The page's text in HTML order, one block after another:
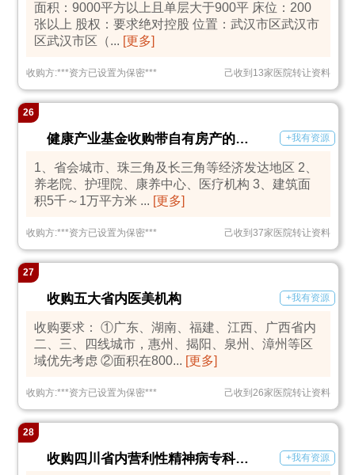
面积：9000平方以上且单层大于900平 床位：200
张以上 股权：要求绝对控股 位置：武汉市区武汉市
区武汉市区（... [更多]
收购方:***资方已设置为保密*** 己收到13家医院转让资料
26
健康产业基金收购带自有房产的康养机构 +我有资源
1、省会城市、珠三角及长三角等经济发达地区 2、
养老院、护理院、康养中心、医疗机构 3、建筑面
积5千～1万平方米 ... [更多]
收购方:***资方已设置为保密*** 己收到37家医院转让资料
27
收购五大省内医美机构 +我有资源
收购要求： ①广东、湖南、福建、江西、广西省内
二、三、四线城市，惠州、揭阳、泉州、漳州等区
域优先考虑 ②面积在800... [更多]
收购方:***资方已设置为保密*** 己收到26家医院转让资料
28
收购四川省内营利性精神病专科医院 +我有资源